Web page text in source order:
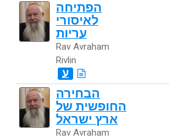
הפתיחה
לאיסורי
עריות
Rav Avraham
Rivlin
ע
הבחירה
החופשית של
ארץ ישראל
Rav Avraham